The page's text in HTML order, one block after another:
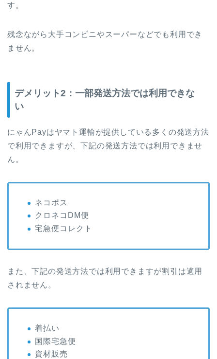
す。
残念ながら大手コンビニやスーパーなどでも利用でき
ません。
デメリット2：一部発送方法では利用できな
い
にゃんPayはヤマト運輸が提供している多くの発送方法
で利用できますが、下記の発送方法では利用できませ
ん。
ネコポス
クロネコDM便
宅急便コレクト
また、下記の発送方法では利用できますが割引は適用
されません。
着払い
国際宅急便
資材販売